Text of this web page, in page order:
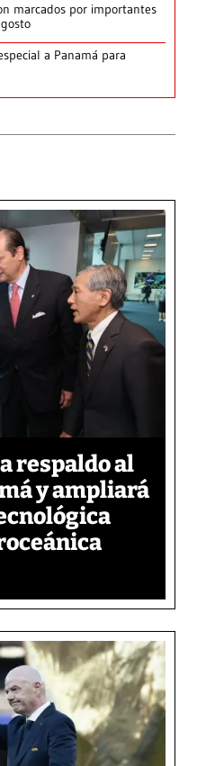
marcados por importantes
a Panamá para
respaldo al
y ampliará